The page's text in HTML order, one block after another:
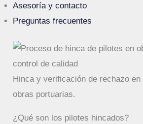
Asesoría y contacto
Preguntas frecuentes
Hinca y verificación de rechazo
obras portuarias.
¿Qué son los pilotes hincados?